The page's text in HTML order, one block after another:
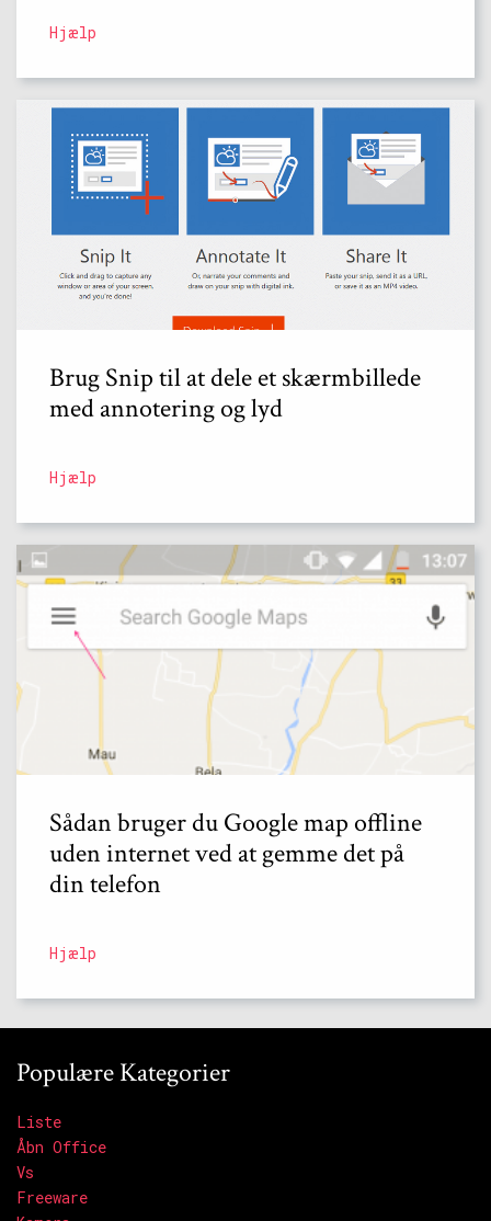
Hjælp
Brug Snip til at dele et skærmbillede
med annotering og lyd
Hjælp
Sådan bruger du Google map offline
uden internet ved at gemme det på
din telefon
Hjælp
Populære Kategorier
Liste
Åbn Office
Vs
Freeware